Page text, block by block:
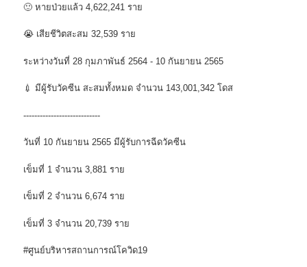
🙂 หายป่วยแล้ว 4,622,241 ราย
😭 เสียชีวิตสะสม 32,539 ราย
ระหว่างวันที่ 28 กุมภาพันธ์ 2564 - 10 กันยายน 2565
💉 มีผู้รับวัคซีน สะสมทั้งหมด จำนวน 143,001,342 โดส
----------------------------
วันที่ 10 กันยายน 2565 มีผู้รับการฉีดวัคซีน
เข็มที่ 1 จำนวน 3,881 ราย
เข็มที่ 2 จำนวน 6,674 ราย
เข็มที่ 3 จำนวน 20,739 ราย
#ศูนย์บริหารสถานการณ์โควิด19